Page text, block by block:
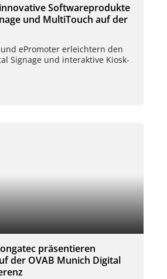
Softwareprodukte
und MultiTouch auf der
ePromoter erleichtern den
Signage und interaktive Kiosk-
präsentieren
der OVAB Munich Digital